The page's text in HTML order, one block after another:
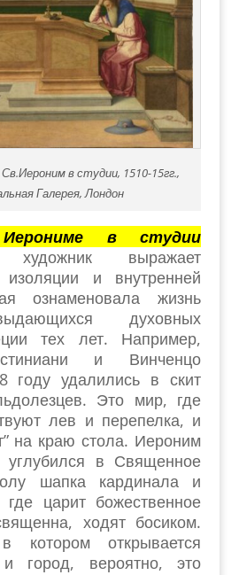
в студии, 1510-15гг.,
Галерея, Лондон
в студии
художник выражает
изоляции и внутренней
ознаменовала жизнь
духовных
тех лет. Например,
и Винченцо
году удалились в скит
Это мир, где
лев и перепелка, и
на краю стола. Иероним
углубился в Священное
шапка кардинала и
царит божественное
ходят босиком.
котором открывается
город, вероятно, это